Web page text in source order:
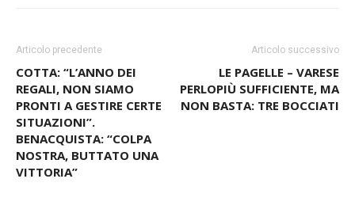
Articolo precedente
COTTA: “L’ANNO DEI
REGALI, NON SIAMO
PRONTI A GESTIRE CERTE
SITUAZIONI”.
BENACQUISTA: “COLPA
NOSTRA, BUTTATO UNA
VITTORIA”
Articolo successivo
LE PAGELLE – VARESE
PERLOPIÙ SUFFICIENTE, MA
NON BASTA: TRE BOCCIATI